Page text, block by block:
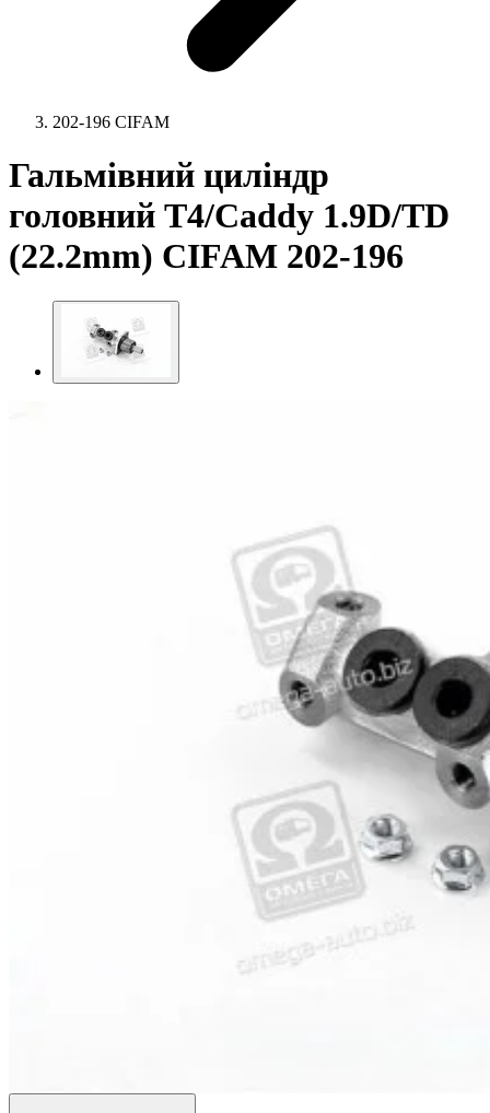
202-196 CIFAM
Гальмівний циліндр
головний T4/Caddy 1.9D/TD
(22.2mm) CIFAM 202-196